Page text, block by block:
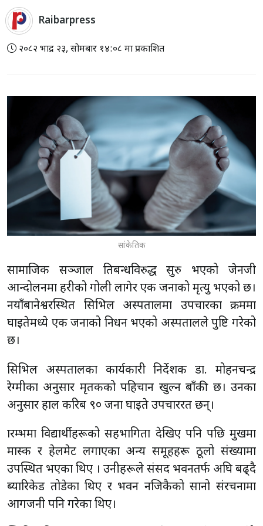
Raibarpress
२०८२ भाद्र २३, सोमबार १४:०८ मा प्रकाशित
सांकेतिक
सामाजिक सञ्जाल प्रतिबन्धविरुद्ध सुरु भएको जेनजी
आन्दोलनमा प्रहरीको गोली लागेर एक जनाको मृत्यु भएको छ।
नयाँबानेश्वरस्थित सिभिल अस्पतालमा उपचारका क्रममा
घाइतेमध्ये एक जनाको निधन भएको अस्पतालले पुष्टि गरेको
छ।
सिभिल अस्पतालका कार्यकारी निर्देशक डा. मोहनचन्द्र
रेग्मीका अनुसार मृतकको पहिचान खुल्न बाँकी छ। उनका
अनुसार हाल करिब ९० जना घाइते उपचाररत छन्।
प्रारम्भमा विद्यार्थीहरूको सहभागिता देखिए पनि पछि मुखमा
मास्क र हेलमेट लगाएका अन्य समूहहरू ठूलो संख्यामा
उपस्थित भएका थिए । उनीहरूले संसद भवनतर्फ अघि बढ्दै
ब्यारिकेड तोडेका थिए र भवन नजिकैको सानो संरचनामा
आगजनी पनि गरेका थिए।